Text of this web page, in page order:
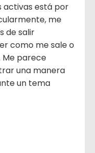
activas está por
me
de salir
como me sale o
Me parece
una manera
un tema